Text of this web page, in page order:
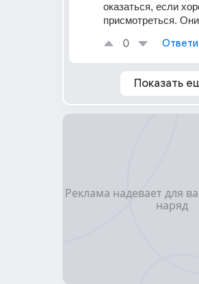
оказаться, если
присмотреться.
0
Показать